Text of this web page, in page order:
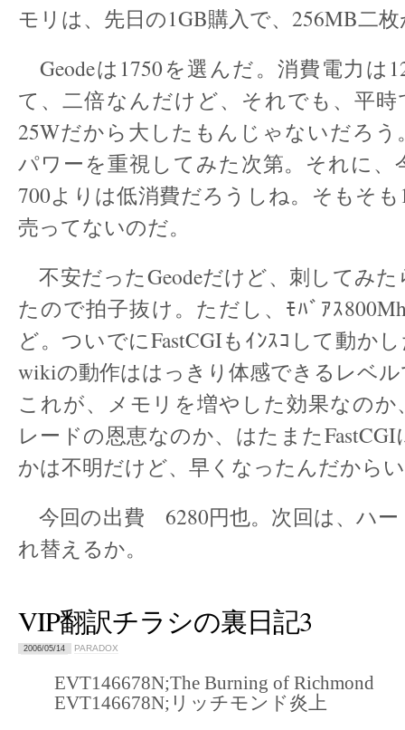
モリは、先日の1GB購入で、256MB二
Geodeは1750を選んだ。消費電力は
て、二倍なんだけど、それでも、平時
25Wだから大したもんじゃないだろう
パワーを重視してみた次第。それに、
700よりは低消費だろうしね。そもそも
売ってないのだ。
不安だったGeodeだけど、刺してみ
たので拍子抜け。ただし、ﾓﾊﾞｱｽ
ど。ついでにFastCGIもｲﾝｽｺして動か
wikiの動作ははっきり体感できるレベ
これが、メモリを増やした効果なのか
レードの恩恵なのか、はたまた
かは不明だけど、早くなったんだから
今回の出費 6280円也。次回は、ハ
れ替えるか。
VIP翻訳チラシの裏日記3
2006/05/14 PARADOX
EVT146678N;The Burning of Richmond
EVT146678N;リッチモンド炎上